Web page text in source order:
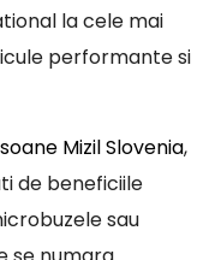
la cele mai
performante si
Mizil Slovenia,
de beneficiile
sau